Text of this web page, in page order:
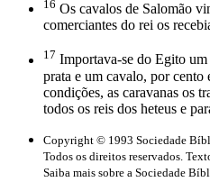
16 Os cavalos de Salomão
comerciantes do rei os
17 Importava-se do Egito
prata e um cavalo, por cento
condições, as caravanas os
todos os reis dos heteus e
Copyright © 1993 Sociedade
Todos os direitos reservados.
Saiba mais sobre a Sociedade